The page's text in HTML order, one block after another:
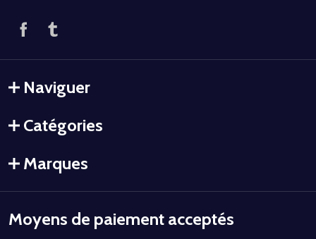
Naviguer
Catégories
Marques
Moyens de paiement acceptés